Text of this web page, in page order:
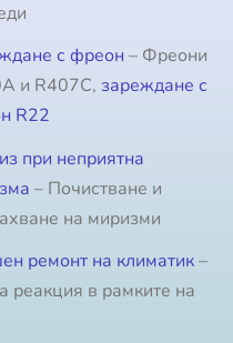
с фреон – Фреони
и R407C, зареждане с
R22
при неприятна
– Почистване и
на миризми
ремонт на климатик–
реакция в рамките на